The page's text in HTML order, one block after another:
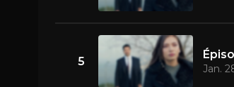
5
Jan.